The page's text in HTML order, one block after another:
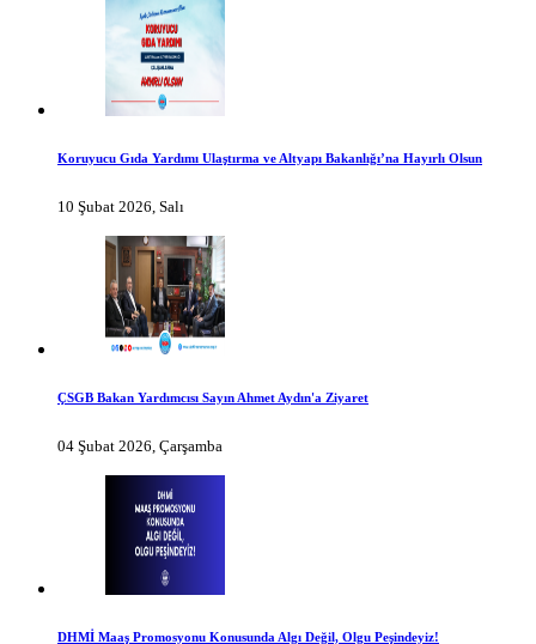
Koruyucu Gıda Yardımı Ulaştırma ve Altyapı Bakanlığı’na Hayırlı Olsun
10 Şubat 2026, Salı
ÇSGB Bakan Yardımcısı Sayın Ahmet Aydın'a Ziyaret
04 Şubat 2026, Çarşamba
DHMİ Maaş Promosyonu Konusunda Algı Değil, Olgu Peşindeyiz!